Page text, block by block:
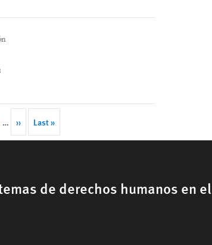
…
Next
page
››
Last
page
Last »
de derechos humanos en el